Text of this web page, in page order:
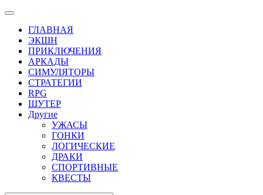
ГЛАВНАЯ
ЭКШН
ПРИКЛЮЧЕНИЯ
АРКАДЫ
СИМУЛЯТОРЫ
СТРАТЕГИИ
RPG
ШУТЕР
Другие
УЖАСЫ
ГОНКИ
ЛОГИЧЕСКИЕ
ДРАКИ
СПОРТИВНЫЕ
КВЕСТЫ